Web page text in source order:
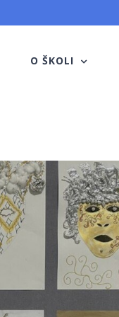
O ŠKOLI